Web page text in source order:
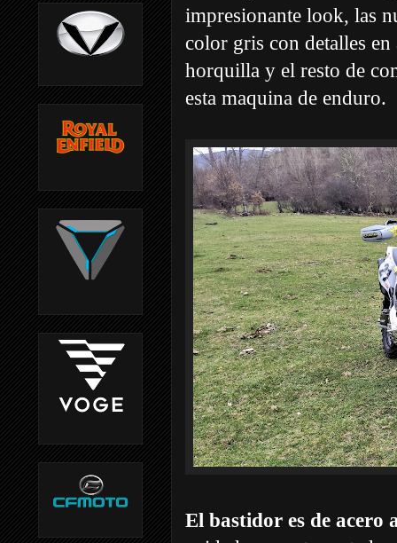
impresionante look, las
color gris con detalles
horquilla y el resto de
esta maquina de enduro.
El bastidor es de acero